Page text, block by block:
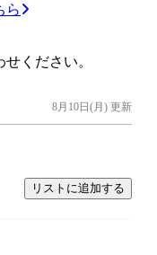
ら
ください。
8月10日(月) 更新
リストに追加する